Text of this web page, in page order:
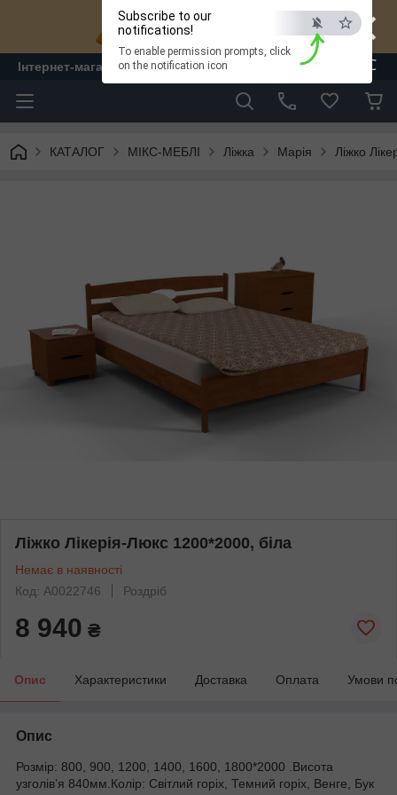
×
ESC
Subscribe to our
notifications!
To enable permission prompts, click
on the notification icon
Інтернет-магазин "ЛАМ" - меблі
КАТАЛОГ МІКС-МЕБЛІ Ліжка Марія Ліжко
Ліжко Лікерія-Люкс 1200*2000, біла
Немає в наявності
Код: А0022746
Роздріб
8 940 ₴
Опис Характеристики Доставка Оплата Умови
Опис
Розмір: 800, 900, 1200, 1400, 1600, 1800*2000 .Висота
узголів’я 840мм.Колір: Світлий горіх, Темний горіх, Венге, Бук